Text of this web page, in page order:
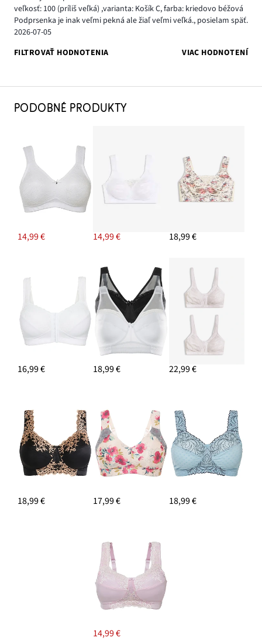
veľkosť: 100 (príliš veľká) ,varianta: Košík C,farba: kriedovo béžová
Podprsenka je inak veľmi pekná ale žiaľ veľmi veľká., posielam späť.
2026-07-05
FILTROVAŤ HODNOTENIA
VIAC HODNOTENÍ
PODOBNÉ PRODUKTY
14,99 € 14,99 € 18,99 €
16,99 € 18,99 € 22,99 €
18,99 € 17,99 € 18,99 €
14,99 €